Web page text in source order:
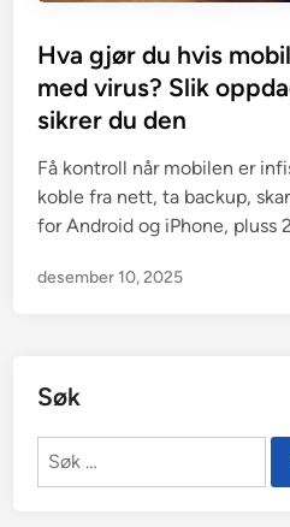
Hva gjør du hvis
med virus? Slik
sikrer du den
Få kontroll når mobilen er
koble fra nett, ta backup,
for Android og iPhone, pluss
desember 10, 2025
Søk
Søk